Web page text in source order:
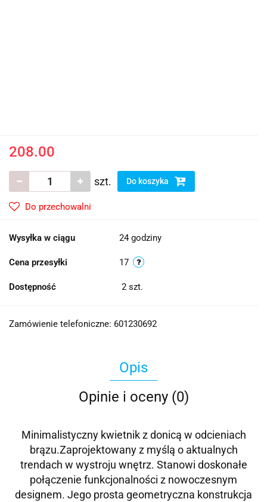
208.00
szt. Do koszyka
Do przechowalni
Wysyłka w ciągu 24 godziny
Cena przesyłki 17
Dostępność 2 szt.
Zamówienie telefoniczne: 601230692
Opis
Opinie i oceny (0)
Minimalistyczny kwietnik z donicą w odcieniach
brązu.Zaprojektowany z myślą o aktualnych
trendach w wystroju wnętrz. Stanowi doskonałe
połączenie funkcjonalności z nowoczesnym
designem. Jego prosta geometryczna konstrukcja